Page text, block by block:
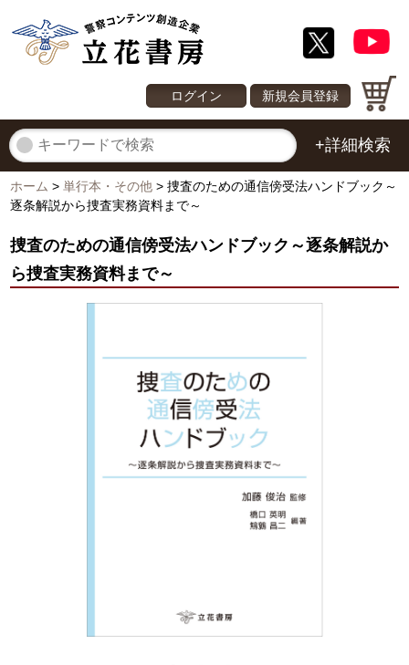
ログイン 新規会員登録
+詳細検索
ホーム > 単行本・その他 > 捜査のための通信傍受法ハンドブック～
逐条解説から捜査実務資料まで～
捜査のための通信傍受法ハンドブック～逐条解説か
ら捜査実務資料まで～